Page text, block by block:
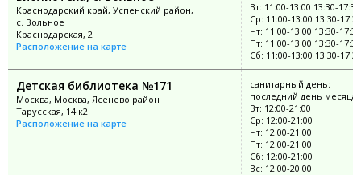
Краснодарский край, Успенский район,
с. Вольное
Краснодарская, 2
Расположение на карте
Вт: 11:00-13:00 13:30-17:30
Ср: 11:00-13:00 13:30-17:30
Чт: 11:00-13:00 13:30-17:30
Пт: 11:00-13:00 13:30-17:30
Сб: 11:00-13:00 13:30-17:30
Детская библиотека №171
Москва, Москва, Ясенево район
Тарусская, 14 к2
Расположение на карте
санитарный день:
последний день месяца
Вт: 12:00-21:00
Ср: 12:00-21:00
Чт: 12:00-21:00
Пт: 12:00-21:00
Сб: 12:00-21:00
Вс: 12:00-20:00